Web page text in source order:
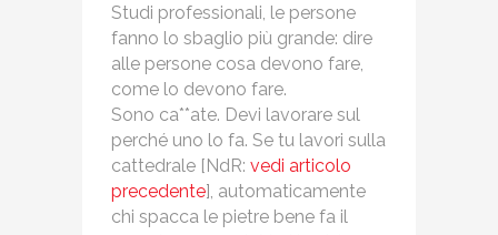
Studi professionali, le persone
fanno lo sbaglio più grande: dire
alle persone cosa devono fare,
come lo devono fare.
Sono ca**ate. Devi lavorare sul
perché uno lo fa. Se tu lavori sulla
cattedrale [NdR: vedi articolo
precedente], automaticamente
chi spacca le pietre bene fa il